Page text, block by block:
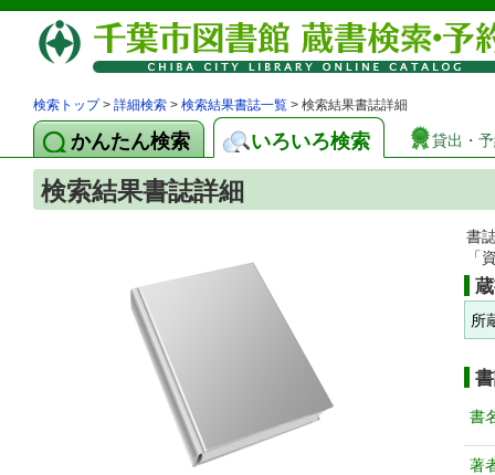
検索トップ> 詳細検索 > 検索結果書誌一覧 > 検索結果書誌詳細
かんたん検索 いろいろ検索 貸出・
検索結果書誌詳細
書
「
所
書
著